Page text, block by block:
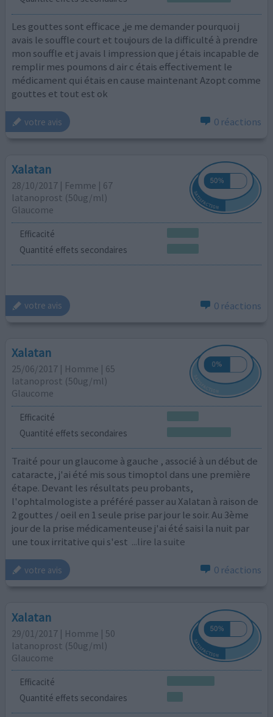
Les gouttes sont efficace ,je me demander pourquoi j
avais le souffle court et toujours de la difficulté à prendre
mon souffle et j avais l impression que j étais incapable de
remplir mes poumons d air c étais effectivement le
médicament qui étais en cause maintenant Azopt comme
gouttes et tout est ok
votre avis 0 réactions
Xalatan
28/10/2017 | Femme | 67
latanoprost (50ug/ml)
Glaucome
Efficacité
Quantité effets secondaires
votre avis 0 réactions
Xalatan
25/06/2017 | Homme | 65
latanoprost (50ug/ml)
Glaucome
Efficacité
Quantité effets secondaires
Traité pour un glaucome à gauche , associé à un début de
cataracte, j'ai été mis sous timoptol dans une première
étape. Devant les résultats peu probants,
l'ophtalmologiste a préféré passer au Xalatan à raison de
2 gouttes / oeil en 1 seule prise par jour le soir. Au 3ème
jour de la prise médicamenteuse j'ai été saisi la nuit par
une toux irritative qui s'est ...lire la suite
votre avis 0 réactions
Xalatan
29/01/2017 | Homme | 50
latanoprost (50ug/ml)
Glaucome
Efficacité
Quantité effets secondaires